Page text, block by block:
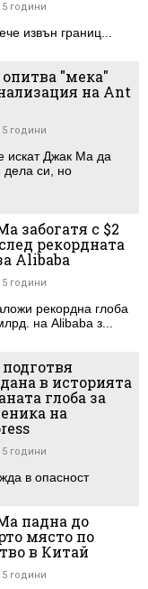
години
извън границ...
"мека"
на Ant
години
искат Джак Ма да
дела си, но
забогатя с $2
рекордната
Alibaba
години
рекордна глоба
на Alibaba з...
в историята
глоба за
на
години
в опасност
падна до
място по
в Китай
години